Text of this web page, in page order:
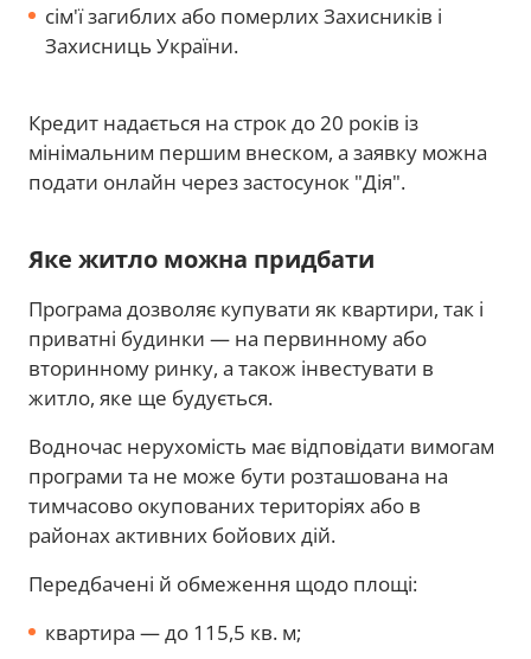
сім'ї загиблих або померлих Захисників і
Захисниць України.
Кредит надається на строк до 20 років із
мінімальним першим внеском, а заявку можна
подати онлайн через застосунок "Дія".
Яке житло можна придбати
Програма дозволяє купувати як квартири, так і
приватні будинки — на первинному або
вторинному ринку, а також інвестувати в
житло, яке ще будується.
Водночас нерухомість має відповідати вимогам
програми та не може бути розташована на
тимчасово окупованих територіях або в
районах активних бойових дій.
Передбачені й обмеження щодо площі:
квартира — до 115,5 кв. м;